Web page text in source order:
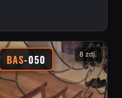
BAS-050 8 zdj.